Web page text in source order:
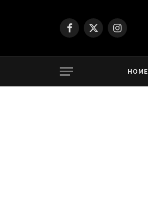
Facebook
X
Instagram
HOME